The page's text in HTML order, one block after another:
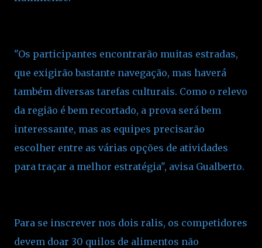
"Os participantes encontrarão muitas estradas,
que exigirão bastante navegação, mas haverá
também diversas tarefas culturais. Como o relevo
da região é bem recortado, a prova será bem
interessante, mas as equipes precisarão
escolher entre as várias opções de atividades
para traçar a melhor estratégia", avisa Gualberto.
Para se inscrever nos dois ralis, os competidores
devem doar 30 quilos de alimentos não